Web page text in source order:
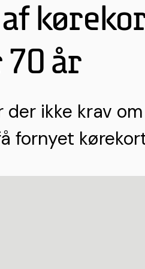
70 år
der ikke krav om
fornyet